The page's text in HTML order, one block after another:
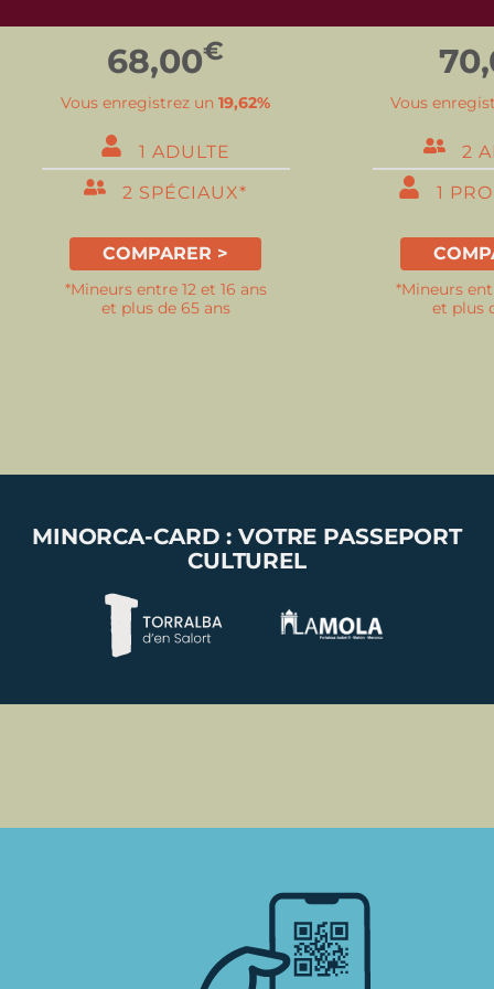
68,00€
Vous enregistrez un 19,62%
1 ADULTE
2 SPÉCIAUX*
COMPARER >
*Mineurs entre 12 et 16 ans
et plus de 65 ans
Vous
2
1
*Mineurs
et plus
MINORCA-CARD : VOTRE PASSEPORT
CULTUREL